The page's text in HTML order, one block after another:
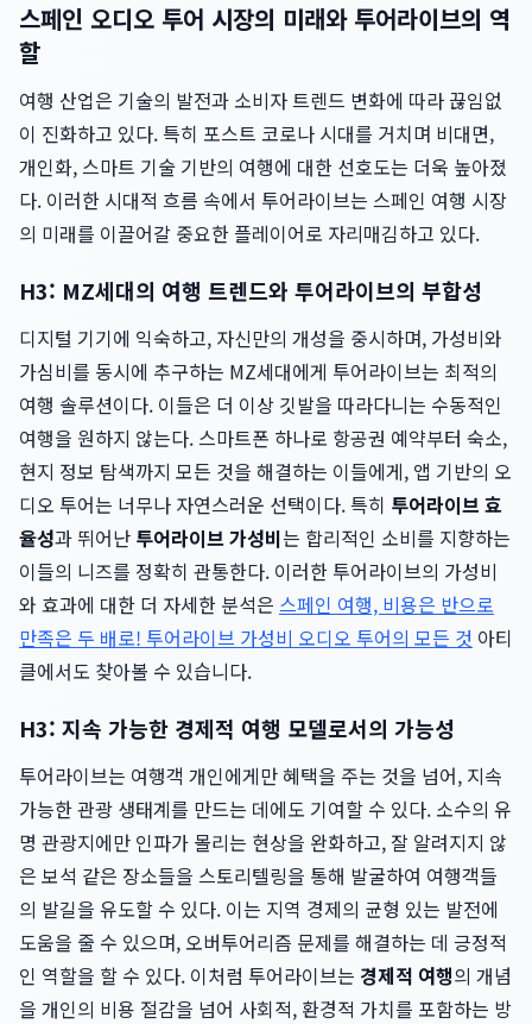
스페인 오디오 투어 시장의 미래와 투어라이브의 역
할
여행 산업은 기술의 발전과 소비자 트렌드 변화에 따라 끊임없
이 진화하고 있다. 특히 포스트 코로나 시대를 거치며 비대면,
개인화, 스마트 기술 기반의 여행에 대한 선호도는 더욱 높아졌
다. 이러한 시대적 흐름 속에서 투어라이브는 스페인 여행 시장
의 미래를 이끌어갈 중요한 플레이어로 자리매김하고 있다.
H3: MZ세대의 여행 트렌드와 투어라이브의 부합성
디지털 기기에 익숙하고, 자신만의 개성을 중시하며, 가성비와
가심비를 동시에 추구하는 MZ세대에게 투어라이브는 최적의
여행 솔루션이다. 이들은 더 이상 깃발을 따라다니는 수동적인
여행을 원하지 않는다. 스마트폰 하나로 항공권 예약부터 숙소,
현지 정보 탐색까지 모든 것을 해결하는 이들에게, 앱 기반의 오
디오 투어는 너무나 자연스러운 선택이다. 특히 투어라이브 효
율성과 뛰어난 투어라이브 가성비는 합리적인 소비를 지향하는
이들의 니즈를 정확히 관통한다. 이러한 투어라이브의 가성비
와 효과에 대한 더 자세한 분석은 스페인 여행, 비용은 반으로
만족은 두 배로! 투어라이브 가성비 오디오 투어의 모든 것 아티
클에서도 찾아볼 수 있습니다.
H3: 지속 가능한 경제적 여행 모델로서의 가능성
투어라이브는 여행객 개인에게만 혜택을 주는 것을 넘어, 지속
가능한 관광 생태계를 만드는 데에도 기여할 수 있다. 소수의 유
명 관광지에만 인파가 몰리는 현상을 완화하고, 잘 알려지지 않
은 보석 같은 장소들을 스토리텔링을 통해 발굴하여 여행객들
의 발길을 유도할 수 있다. 이는 지역 경제의 균형 있는 발전에
도움을 줄 수 있으며, 오버투어리즘 문제를 해결하는 데 긍정적
인 역할을 할 수 있다. 이처럼 투어라이브는 경제적 여행의 개념
을 개인의 비용 절감을 넘어 사회적, 환경적 가치를 포함하는 방